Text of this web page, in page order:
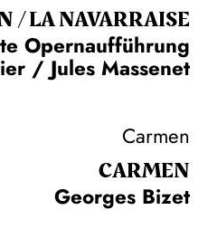
/ LA NAVAR­RAISE
Opernaufführung
/ Jules Massenet
Carmen
CARMEN
Georges Bizet